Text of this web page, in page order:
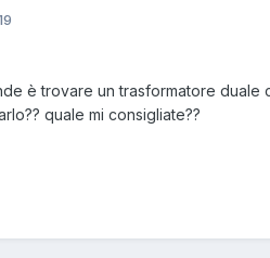
è trovare un trasformatore duale
quale mi consigliate??